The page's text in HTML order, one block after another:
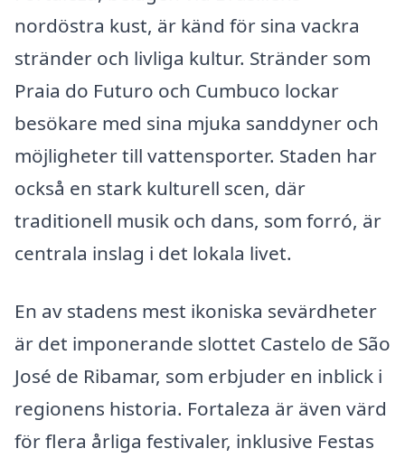
nordöstra kust, är känd för sina vackra
stränder och livliga kultur. Stränder som
Praia do Futuro och Cumbuco lockar
besökare med sina mjuka sanddyner och
möjligheter till vattensporter. Staden har
också en stark kulturell scen, där
traditionell musik och dans, som forró, är
centrala inslag i det lokala livet.
En av stadens mest ikoniska sevärdheter
är det imponerande slottet Castelo de São
José de Ribamar, som erbjuder en inblick i
regionens historia. Fortaleza är även värd
för flera årliga festivaler, inklusive Festas